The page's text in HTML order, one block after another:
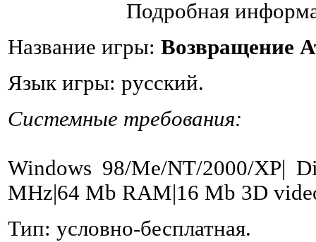
Подробная
Название игры: Возвращение
Язык игры: русский.
Системные требования:
Windows 98/Me/NT/2000/XP|
MHz|64 Mb RAM|16 Mb 3D
Тип: условно-бесплатная.